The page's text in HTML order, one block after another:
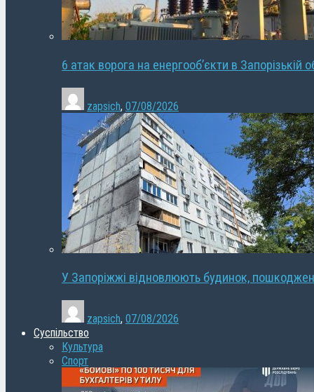
6 атак ворога на енергооб’єкти в Запорізькій
zapsich, 07/08/2026
У Запоріжжі відновлюють будинок,
zapsich, 07/08/2026
Суспільство
Культура
Спорт